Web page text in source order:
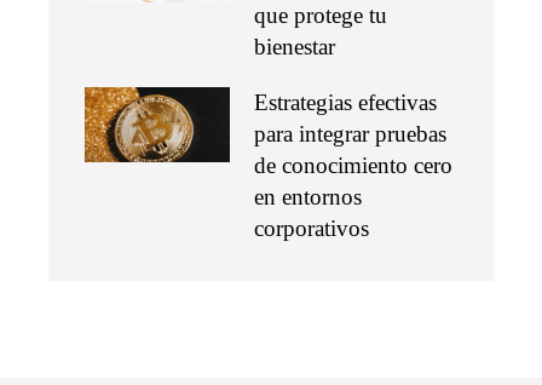
que protege tu
bienestar
Estrategias efectivas
para integrar pruebas
de conocimiento cero
en entornos
corporativos